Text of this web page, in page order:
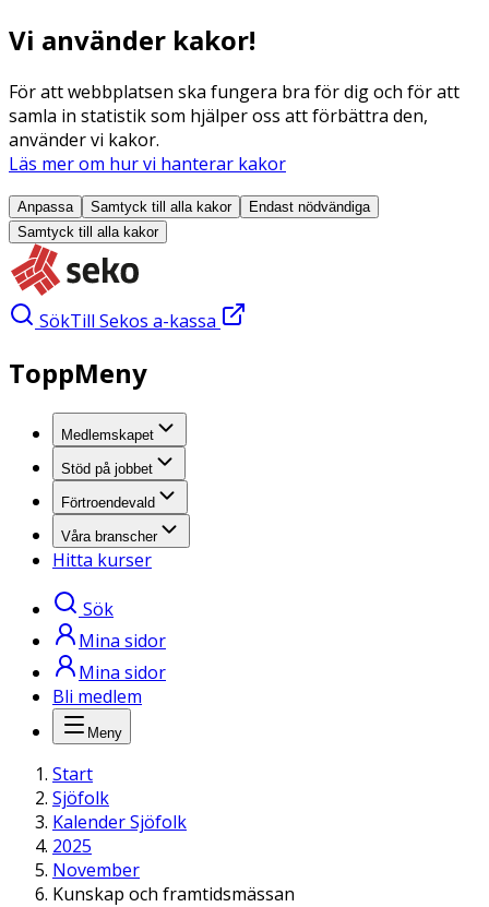
Vi använder kakor!
För att webbplatsen ska fungera bra för dig och för att
samla in statistik som hjälper oss att förbättra den,
använder vi kakor.
Läs mer om hur vi hanterar kakor
Anpassa Samtyck till alla kakor
Endast nödvändiga
Samtyck till alla kakor
SökTill Sekos a-kassa
ToppMeny
Medlemskapet
Stöd på jobbet
Förtroendevald
Våra branscher
Hitta kurser
Sök
Mina sidor
Mina sidor
Bli medlem
Meny
Start
Sjöfolk
Kalender Sjöfolk
2025
November
Kunskap och framtidsmässan